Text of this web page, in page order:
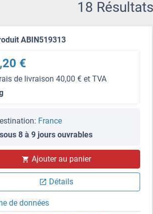
18 Résultats
IF
ABIN519313
€
de livraison 40,00 € et TVA
France
8 à 9 jours ouvrables
Ajouter au panier
Détails
de données